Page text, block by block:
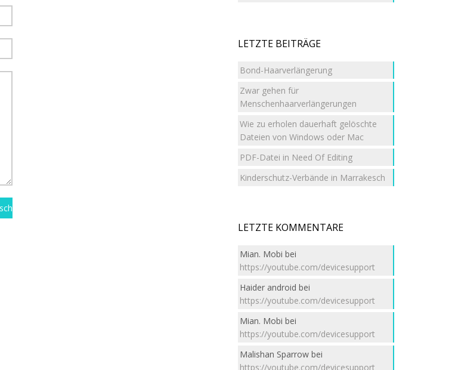
LETZTE BEITRÄGE
Bond-Haarverlängerung
Zwar gehen für
Menschenhaarverlängerungen
Wie zu erholen dauerhaft gelöschte
Dateien von Windows oder Mac
PDF-Datei in Need Of Editing
Kinderschutz-Verbände in Marrakesch
LETZTE KOMMENTARE
Mian. Mobi bei
https://youtube.com/devicesupport
Haider android bei
https://youtube.com/devicesupport
Mian. Mobi bei
https://youtube.com/devicesupport
Malishan Sparrow bei
https://youtube.com/devicesupport